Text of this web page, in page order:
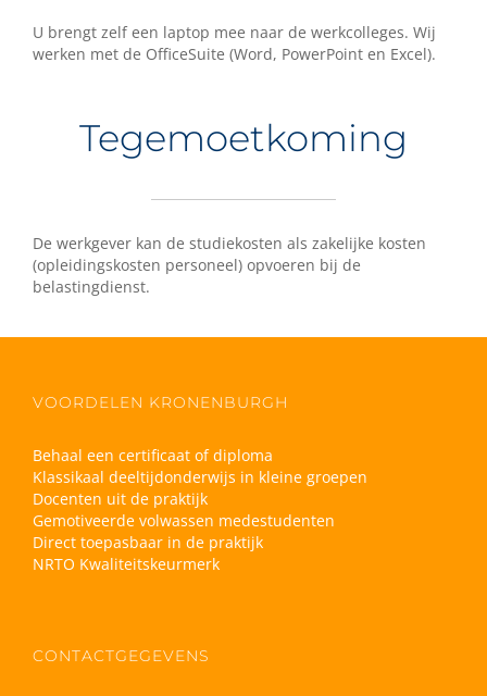
U brengt zelf een laptop mee naar de werkcolleges. Wij
werken met de OfficeSuite (Word, PowerPoint en Excel).
Tegemoetkoming
De werkgever kan de studiekosten als zakelijke kosten
(opleidingskosten personeel) opvoeren bij de
belastingdienst.
VOORDELEN KRONENBURGH
Behaal een certificaat of diploma
Klassikaal deeltijdonderwijs in kleine groepen
Docenten uit de praktijk
Gemotiveerde volwassen medestudenten
Direct toepasbaar in de praktijk
NRTO Kwaliteitskeurmerk
CONTACTGEGEVENS